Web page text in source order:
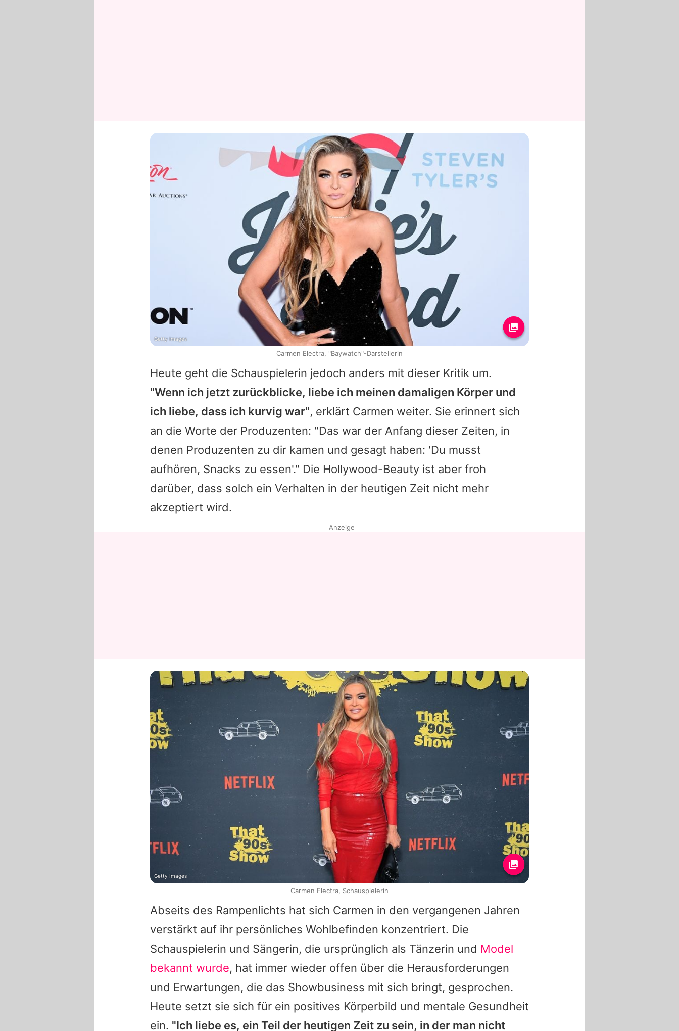
Heute geht die Schauspielerin jedoch anders mit dieser Kritik um.
"Wenn ich jetzt zurückblicke, liebe ich meinen damaligen Körper und
ich liebe, dass ich kurvig war", erklärt Carmen weiter. Sie erinnert sich
an die Worte der Produzenten: "Das war der Anfang dieser Zeiten, in
denen Produzenten zu dir kamen und gesagt haben: 'Du musst
aufhören, Snacks zu essen'." Die Hollywood-Beauty ist aber froh
darüber, dass solch ein Verhalten in der heutigen Zeit nicht mehr
akzeptiert wird.
Abseits des Rampenlichts hat sich Carmen in den vergangenen Jahren
verstärkt auf ihr persönliches Wohlbefinden konzentriert. Die
Schauspielerin und Sängerin, die ursprünglich als Tänzerin und Model
bekannt wurde, hat immer wieder offen über die Herausforderungen
und Erwartungen, die das Showbusiness mit sich bringt, gesprochen.
Heute setzt sie sich für ein positives Körperbild und mentale Gesundheit
ein. "Ich liebe es, ein Teil der heutigen Zeit zu sein, in der man nicht
Getty Images
Carmen Electra, "Baywatch"-Darstellerin
Anzeige
Getty Images
Carmen Electra, Schauspielerin